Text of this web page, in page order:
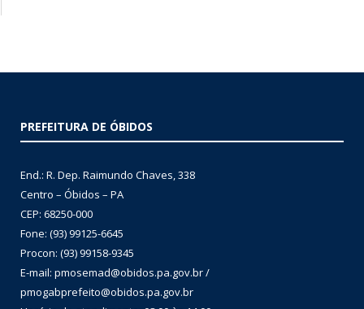
PREFEITURA DE ÓBIDOS
End.: R. Dep. Raimundo Chaves, 338
Centro – Óbidos – PA
CEP: 68250-000
Fone: (93) 99125-6645
Procon: (93) 99158-9345
E-mail: pmosemad@obidos.pa.gov.br /
pmogabprefeito@obidos.pa.gov.br